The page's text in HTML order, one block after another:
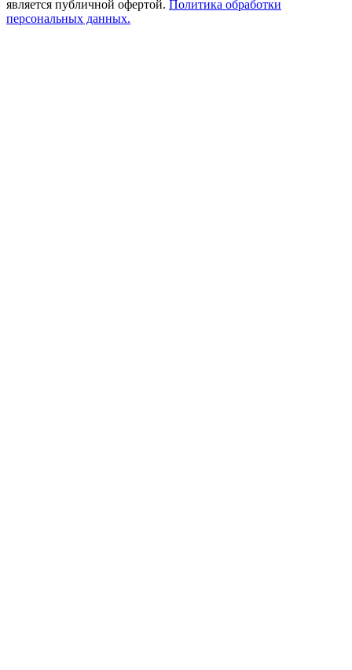
является публичной офертой. Политика обработки
персональных данных.